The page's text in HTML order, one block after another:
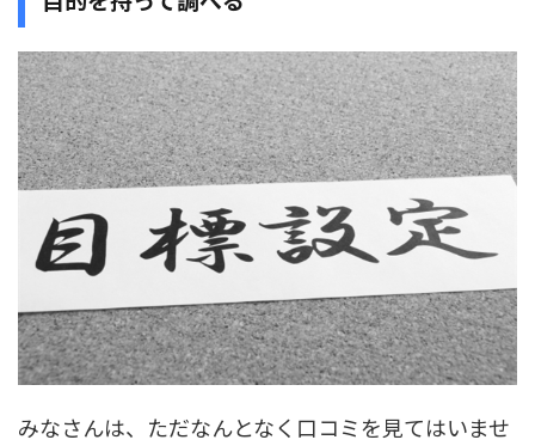
みなさんは、ただなんとなく口コミを見てはいませ